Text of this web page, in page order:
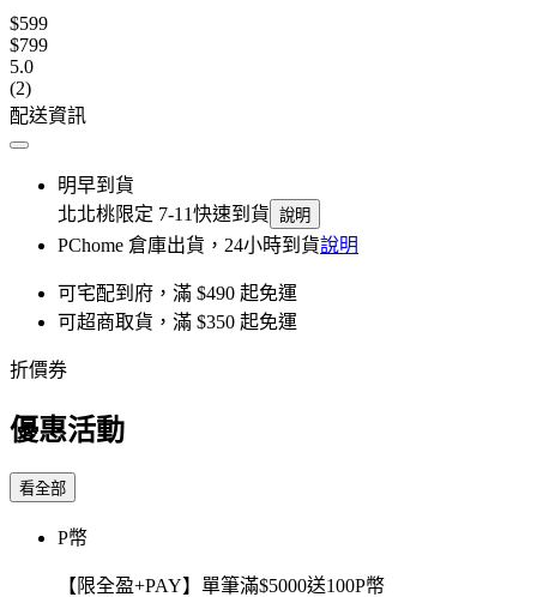
$599
$799
5.0
(2)
配送資訊
明早到貨
北北桃限定 7-11快速到貨 說明
PChome 倉庫出貨，24小時到貨說明
可宅配到府，滿 $490 起免運
可超商取貨，滿 $350 起免運
折價券
優惠活動
看全部
P幣
【限全盈+PAY】單筆滿$5000送100P幣